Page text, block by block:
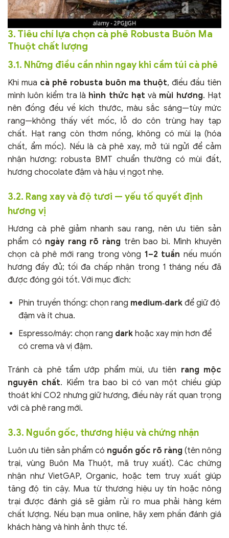
3. Tiêu chí lựa chọn cà phê Robusta Buôn Ma
Thuột chất lượng
3.1. Những điều cần nhìn ngay khi cầm túi cà phê
Khi mua cà phê robusta buôn ma thuột, điều đầu tiên
mình luôn kiểm tra là hình thức hạt và mùi hương. Hạt
nên đồng đều về kích thước, màu sắc sáng—tùy mức
rang—không thấy vết mốc, lỗ do côn trùng hay tạp
chất. Hạt rang còn thơm nồng, không có mùi lạ (hóa
chất, ẩm mốc). Nếu là cà phê xay, mở túi ngửi để cảm
nhận hương: robusta BMT chuẩn thường có mùi đất,
hương chocolate đậm và hậu vị ngọt nhẹ.
3.2. Rang xay và độ tươi — yếu tố quyết định
hương vị
Hương cà phê giảm nhanh sau rang, nên ưu tiên sản
phẩm có ngày rang rõ ràng trên bao bì. Mình khuyên
chọn cà phê mới rang trong vòng 1–2 tuần nếu muốn
hương đầy đủ; tối đa chấp nhận trong 1 tháng nếu đã
được đóng gói tốt. Với mục đích:
Phin truyền thống: chọn rang medium‑darkđể giữ độ
đậm và ít chua.
Espresso/máy: chọn rang darkhoặc xay mịn hơn để
có crema và vị đậm.
Tránh cà phê tẩm ướp phẩm mùi, ưu tiên rang mộc
nguyên chất. Kiểm tra bao bì có van một chiều giúp
thoát khí CO2 nhưng giữ hương, điều này rất quan trọng
với cà phê rang mới.
3.3. Nguồn gốc, thương hiệu và chứng nhận
Luôn ưu tiên sản phẩm có nguồn gốc rõ ràng (tên nông
trại, vùng Buôn Ma Thuột, mã truy xuất). Các chứng
nhận như VietGAP, Organic, hoặc tem truy xuất giúp
tăng độ tin cậy. Mua từ thương hiệu uy tín hoặc nông
trại được đánh giá sẽ giảm rủi ro mua phải hàng kém
chất lượng. Nếu bạn mua online, hãy xem phần đánh giá
khách hàng và hình ảnh thực tế.